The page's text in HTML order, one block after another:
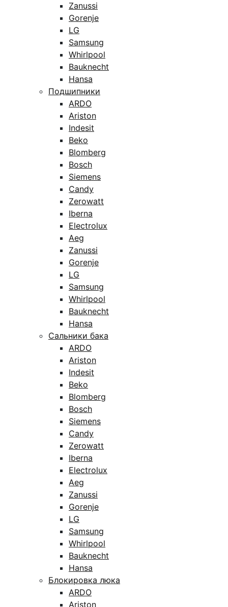
Zanussi
Gorenje
LG
Samsung
Whirlpool
Bauknecht
Hansa
Подшипники
ARDO
Ariston
Indesit
Beko
Blomberg
Bosch
Siemens
Candy
Zerowatt
Iberna
Electrolux
Aeg
Zanussi
Gorenje
LG
Samsung
Whirlpool
Bauknecht
Hansa
Сальники бака
ARDO
Ariston
Indesit
Beko
Blomberg
Bosch
Siemens
Candy
Zerowatt
Iberna
Electrolux
Aeg
Zanussi
Gorenje
LG
Samsung
Whirlpool
Bauknecht
Hansa
Блокировка люка
ARDO
Ariston